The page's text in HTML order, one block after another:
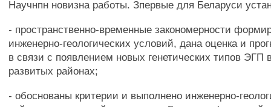
Научнпн новизна работы. Зпервые для Беларуси
- пространственно-временные закономерности
инженерно-геологических условий, дана оценка и
в связи с появлением новых генетических типов ЭГП
развитых районах;
- обоснованы критерии и выполнено инженерно-